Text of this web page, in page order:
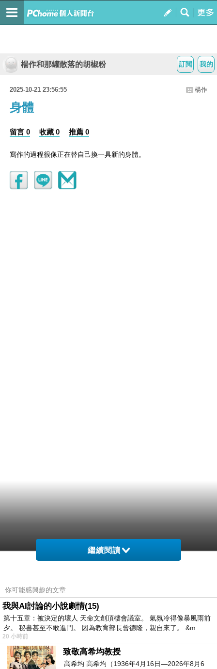
我的
訂閱
楊作和那罐散落的胡椒粉
2025-10-21 23:56:55 楊作
身體
留言 0 收藏 0 推薦 0
寫作的過程很像正在替自己換一具新的身體。
繼續閱讀
你可能感興趣的文章
我與AI討論的小說劇情(15)
第十五章：被決定的壞人 天命文創頂樓會議室。 氣氛冷得像暴風雨前
夕。 秘書甚至不敢進門。 因為教育部長曾德隆，親自來了。 &m
20 小時前
致敬高希均教授
高希均 高希均（1936年4月16日—2026年8月6